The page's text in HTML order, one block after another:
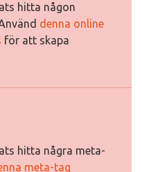
hitta någon
denna online
för att skapa
hitta några meta-
meta-tag